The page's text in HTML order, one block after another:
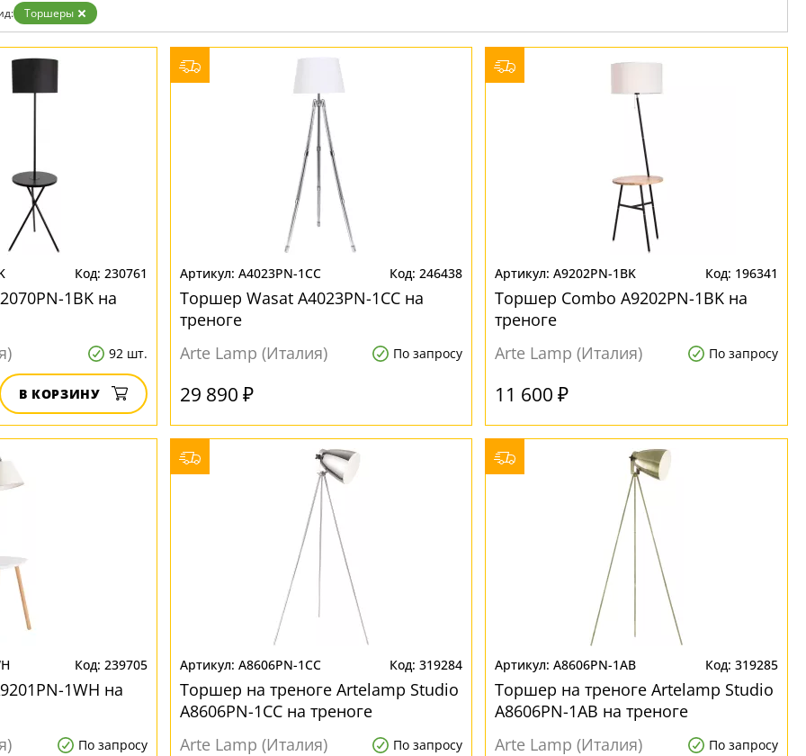
Бронза
Золото
Прозрачные
Хром
Черные
Торшеры
230761
1BK на
92 шт.
В КОРЗИНУ
A4023PN-1CC 246438
Торшер Wasat A4023PN-1CC на
треноге
Arte Lamp (Италия)
По запросу
29 890 ₽
A9202PN-1BK 196341
Торшер Combo A9202PN-1BK на
треноге
Arte Lamp (Италия)
По запросу
11 600 ₽
239705
1WH на
По запросу
A8606PN-1CC 319284
Торшер на треноге Artelamp Studio
A8606PN-1CC на треноге
Arte Lamp (Италия)
По запросу
A8606PN-1AB 319285
Торшер на треноге Artelamp Studio
A8606PN-1AB на треноге
Arte Lamp (Италия)
По запросу